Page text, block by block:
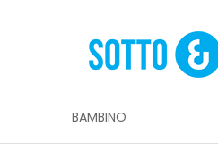
BAMBINO